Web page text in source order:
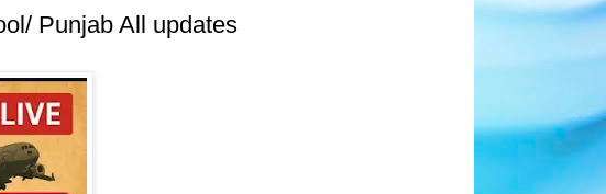
Punjab All updates